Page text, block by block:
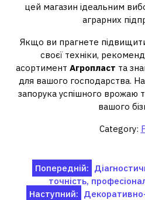
цей магазин ідеальним
аграрних
Якщо ви прагнете
своєї техніки,
асортимент Агропласт та
для вашого господарства.
запорука успішного врожаю
вашого
Category:
Навігація
записів
Попередній:
точність,
Наступний: